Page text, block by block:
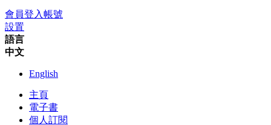
會員登入帳號
設置
語言
中文
English
主頁
電子書
個人訂閱